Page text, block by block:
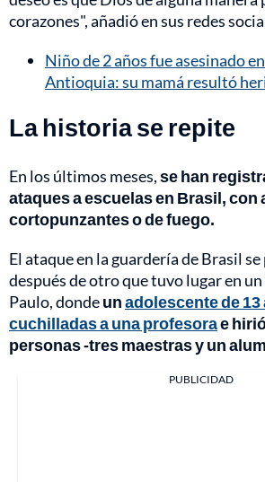
corazones", añadió en sus redes
Niño de 2 años fue asesinado
Antioquia: su mamá resultó
La historia se repite
En los últimos meses,se han
ataques a escuelas en Brasil, con
cortopunzantes o de fuego.
El ataque en la guardería de Brasil
después de otro que tuvo lugar en
Paulo, dondeunadolescente de 13
cuchilladas a una profesorae
personas -tres maestras y un
PUBLICIDAD